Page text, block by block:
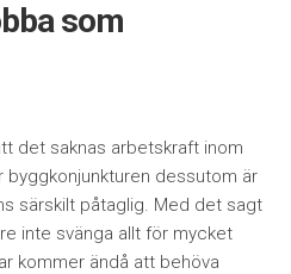
som
det saknas arbetskraft inom
byggkonjunkturen dessutom är
särskilt påtaglig. Med det sagt
inte svänga allt för mycket
kommer ändå att behöva